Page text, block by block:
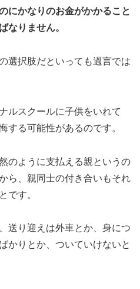
にかなりのお金がかかること
なりません。
選択肢だといっても過言では
ルスクールに子供をいれて
する可能性があるのです。
のように支払える親というの
ら、親同士の付き合いもそれ
です。
送り迎えは外車とか、身につ
かりとか、ついていけないと